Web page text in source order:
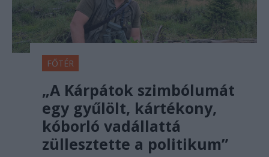
FŐTÉR
„A Kárpátok szimbólumát
egy gyűlölt, kártékony,
kóborló vadállattá
züllesztette a politikum”